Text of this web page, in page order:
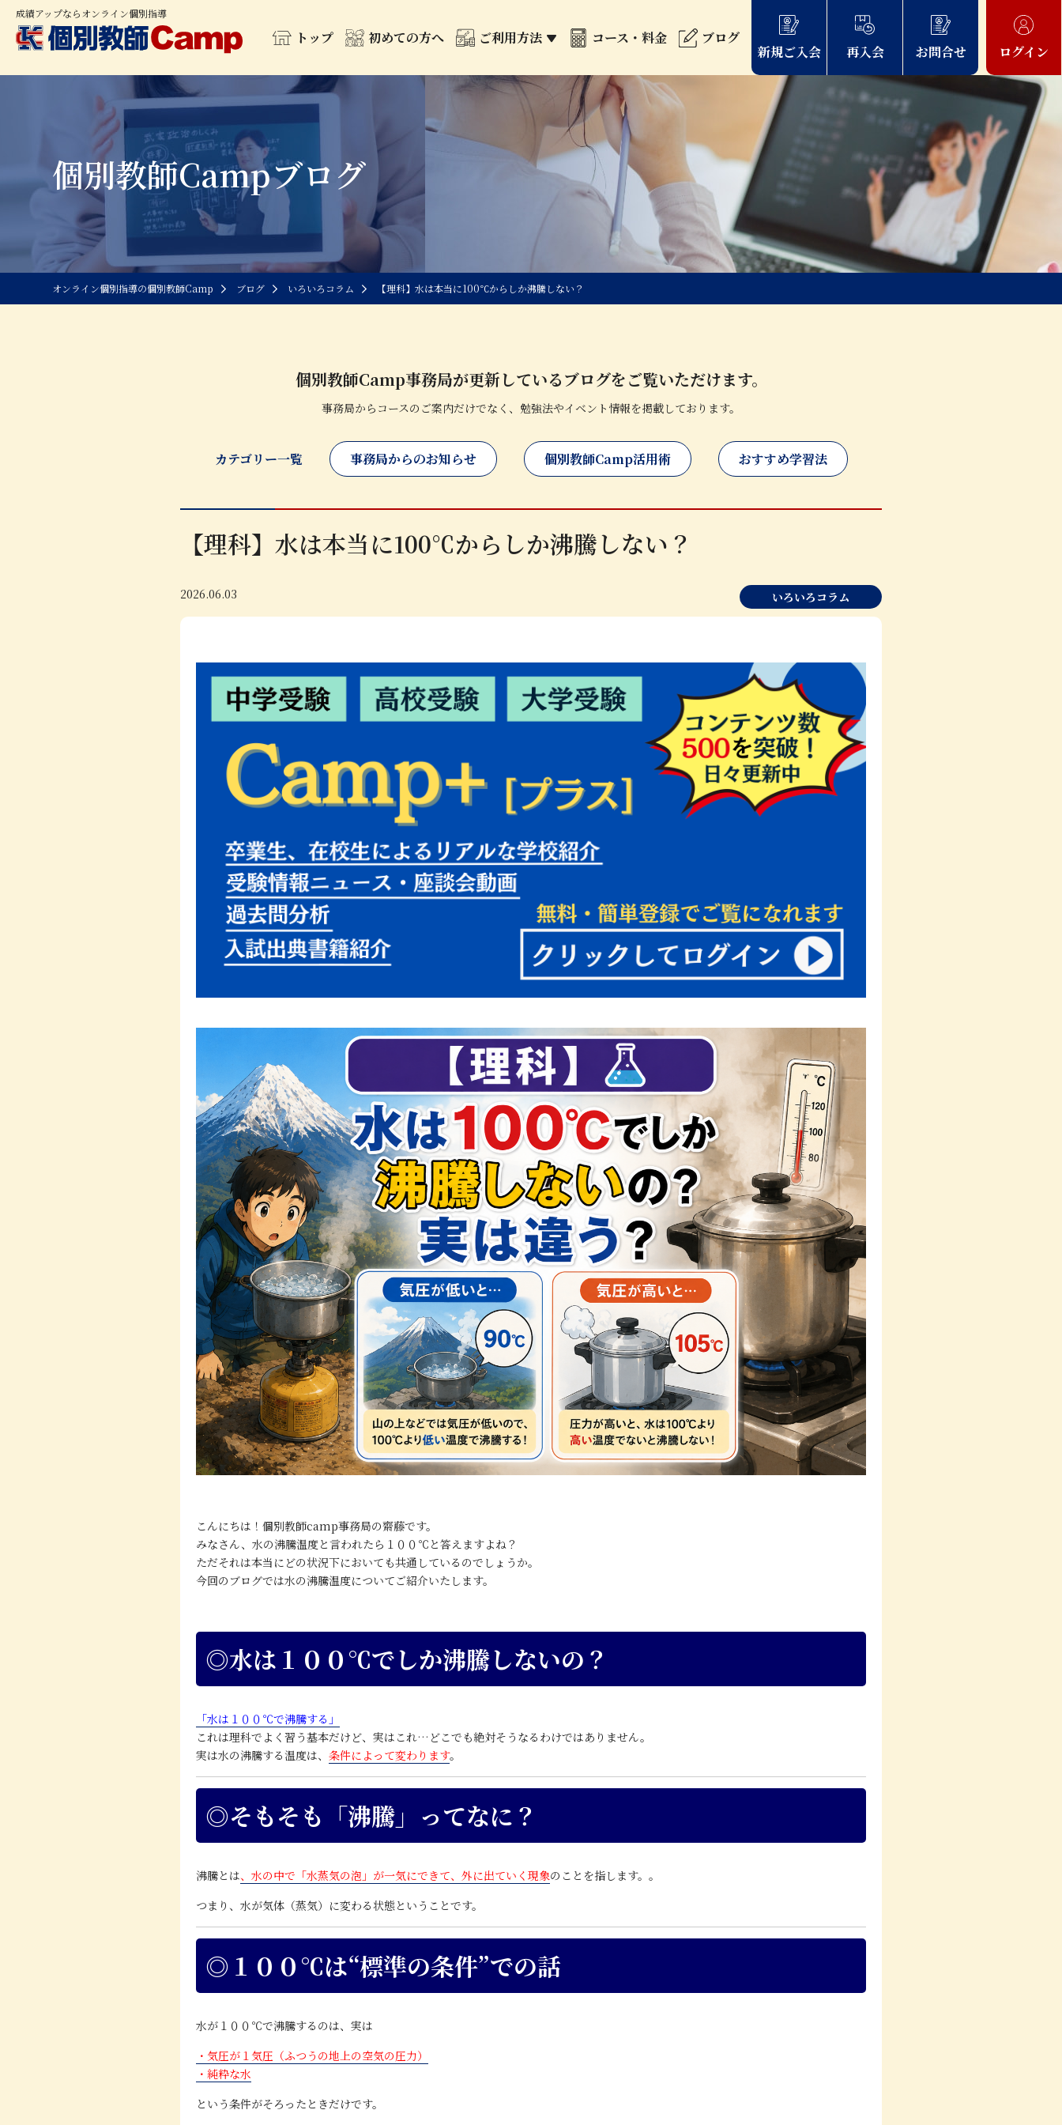
成績アップならオンライン個別指導
トップ 初めての方へ ご利用方法 コース・料金 ブログ
新規ご入会 再入会 お問合せ ログイン
個別教師Campブログ
オンライン個別指導の個別教師Camp ブログ いろいろコラム 【理科】水は本当に100℃からしか沸騰しない？
個別教師Camp事務局が更新しているブログをご覧いただけます。
事務局からコースのご案内だけでなく、勉強法やイベント情報を掲載しております。
カテゴリー一覧 事務局からのお知らせ 個別教師Camp活用術 おすすめ学習法
【理科】水は本当に100℃からしか沸騰しない？
2026.06.03 いろいろコラム
こんにちは！個別教師camp事務局の齋藤です。
みなさん、水の沸騰温度と言われたら１００℃と答えますよね？
ただそれは本当にどの状況下においても共通しているのでしょうか。
今回のブログでは水の沸騰温度についてご紹介いたします。
◎水は１００℃でしか沸騰しないの？
「水は１００℃で沸騰する」
これは理科でよく習う基本だけど、実はこれ…どこでも絶対そうなるわけではありません。
実は水の沸騰する温度は、 条件によって変わります。
◎そもそも「沸騰」ってなに？
沸騰とは、水の中で「水蒸気の泡」が一気にできて、外に出ていく現象のことを指します。。
つまり、水が気体（蒸気）に変わる状態ということです。
◎１００℃は“標準の条件”での話
水が１００℃で沸騰するのは、実は
・気圧が１気圧（ふつうの地上の空気の圧力）
・純粋な水
という条件がそろったときだけです。